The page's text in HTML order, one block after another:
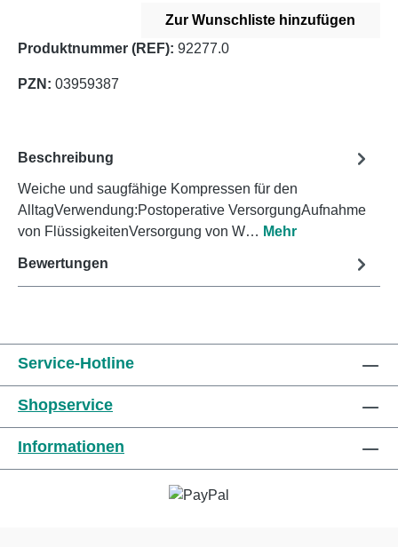
Zur Wunschliste hinzufügen
Produktnummer (REF): 92277.0
PZN: 03959387
Beschreibung
Weiche und saugfähige Kompressen für den
AlltagVerwendung:Postoperative VersorgungAufnahme
von FlüssigkeitenVersorgung von W… Mehr
Bewertungen
Service-Hotline
Shopservice
Informationen